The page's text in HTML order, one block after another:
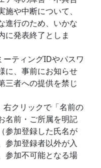
や中断について、
進行のため、いかな
に発表終了としま
ティングIDやパスワ
に、事前にお知らせ
三者への提供を禁じ
クリックで「名前の
名前・ご所属を明記
参加登録した氏名が
参加登録者以外が入
参加不可能となる場